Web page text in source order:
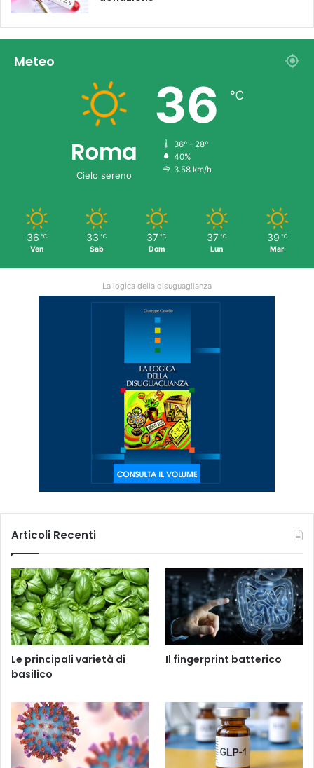
Meteo
Roma
Cielo sereno
36 ℃
36º - 28º
40%
3.58 km/h
36 ℃
Ven
33 ℃
Sab
37 ℃
Dom
37 ℃
Lun
39 ℃
Mar
La logica della disuguaglianza
Articoli Recenti
Le principali varietà di
basilico
Il fingerprint batterico